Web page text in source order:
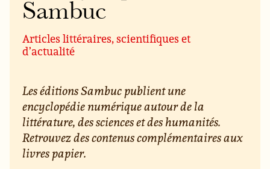
Sambuc
Articles littéraires, scientifiques et
d’actualité
Les éditions Sambuc publient une
encyclopédie numérique autour de la
littérature, des sciences et des humanités.
Retrouvez des contenus complémentaires aux
livres papier.